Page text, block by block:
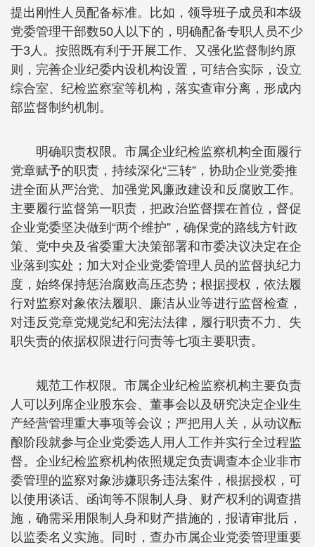
提出刚性人员配备标准。比如，领导班子成员和本级
党委管理干部数50人以下的，明确配备专职人员不少
于3人。按照既有利于开展工作、又强化监督制约原
则，完善企业纪委内设机构设置，可结合实际，设立
综合室、纪检监察室等机构，落实查审分离，形成内
部监督制约机制。
明确职责权限。市属企业纪检监察机构全面履行
党章赋予的职责，持续深化“三转”，协助企业党委推
进全面从严治党、加强党风廉政建设和反腐败工作。
主要履行监督第一职责，把政治监督摆在首位，督促
企业党委坚决做到“两个维护”，确保党的路线方针政
策、党中央及省委重大决策部署和市委决议决定在企
业落到实处；加大对企业党委管理人员的监督执纪力
度，始终保持惩治腐败高压态势；根据授权，依法履
行对监察对象依法履职、廉洁从业等进行监督检查，
对违反党章党规党纪和宪法法律，履行职责不力、失
职失责的依据权限进行问责等七项主要职责。
规范工作权限。市属企业纪检监察机构主要负责
人可以列席企业股东会、董事会以及研究决定企业生
产经营管理重大事项等会议；严把用人关，从动议酝
酿阶段就参与企业党委选人用人工作并实行全过程监
督。企业纪检监察机构依照规定负责调查本企业非市
委管理的监察对象涉嫌职务违法案件，根据授权，可
以使用谈话、函询等不限制人身、财产权利的调查措
施，确需采用限制人身和财产措施的，报请审批后，
以监委名义实施。同时，查办市属企业党委管理重要